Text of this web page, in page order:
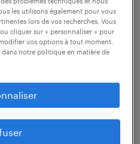
impliqué dans leur
Et 64% sont
à se
si leur job venait à
à toute vitesse ;
chaque opportunité
les utilisons également pour vous
lors de vos recherches. Vous
cliquer sur « personnaliser » pour
vos options à tout moment.
notre politique en matière de